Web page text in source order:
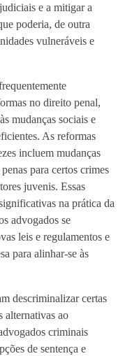
e a mitigar a
poderia, de outra
vulneráveis e
no direito penal,
mudanças sociais e
As reformas
incluem mudanças
para certos crimes
juvenis. Essas
na prática da
advogados se
leis e regulamentos e
para alinhar-se às
descriminalizar certas
alternativas ao
criminais
de sentença e